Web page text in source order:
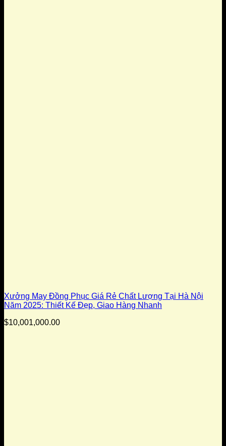
Xưởng May Đồng Phục Giá Rẻ Chất Lượng Tại Hà Nội
Năm 2025: Thiết Kế Đẹp, Giao Hàng Nhanh
$10,001,000.00